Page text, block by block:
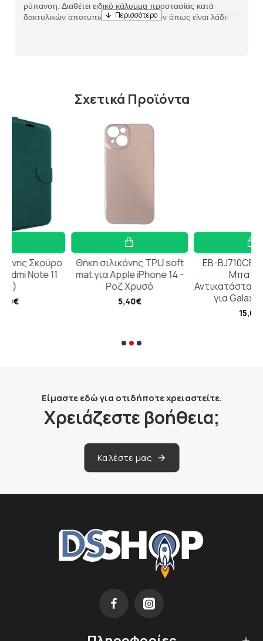
ρύπανση. Διαθέτει ειδικό κάλυμμα προστασίας κατά
δακτυλικών αποτυπωμάτων και υγρών όπως είναι λάδι-
Σχετικά Προϊόντα
Θήκη σιλικόνης TPU soft
mat για Apple iPhone 14 -
EB-BJ710CBC Συμβατή
Μπαταρία
Αντικατάστασης 3300mAh
για Galaxy J7 2016
Είμαστε εδώ για οτιδήποτε χρειαστείτε.
Χρειάζεστε βοήθεια;
Καλέστε μας